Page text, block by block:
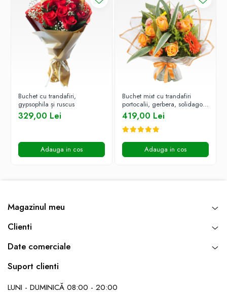
pentru o prezentare impecabilă
🌸 Folosim doar plante și flori naturale, astfel încât nuanțele pot
varia ușor față de imaginile afișate. Fiecare aranjament este unic, la
fel ca și persoana care îl primește.
Buchet cu trandafiri,
gypsophila și ruscus
329,00 Lei
Adauga in cos
Buchet mixt cu trandafiri
portocalii, gerbera, solidago și
dracaena
419,00 Lei
Adauga in cos
Magazinul meu
Clienti
Date comerciale
Suport clienti
LUNI - DUMINICĂ 08:00 - 20:00